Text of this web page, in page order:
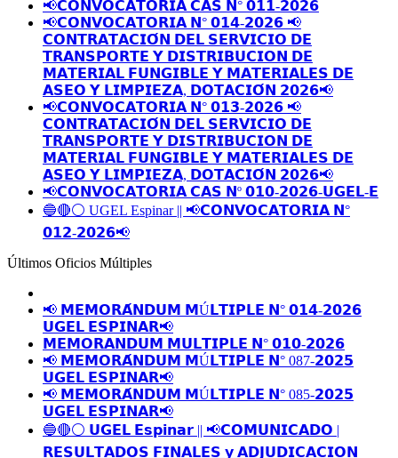
📢𝗖𝗢𝗡𝗩𝗢𝗖𝗔𝗧𝗢𝗥𝗜𝗔 𝗖𝗔𝗦 𝗡° 𝟬𝟭𝟭-𝟮𝟬𝟮𝟲
📢𝗖𝗢𝗡𝗩𝗢𝗖𝗔𝗧𝗢𝗥𝗜𝗔 𝗡° 𝟬𝟭𝟰-𝟮𝟬𝟮𝟲 📢
𝗖𝗢𝗡𝗧𝗥𝗔𝗧𝗔𝗖𝗜𝗢́𝗡 𝗗𝗘𝗟 𝗦𝗘𝗥𝗩𝗜𝗖𝗜𝗢 𝗗𝗘
𝗧𝗥𝗔𝗡𝗦𝗣𝗢𝗥𝗧𝗘 𝗬 𝗗𝗜𝗦𝗧𝗥𝗜𝗕𝗨𝗖𝗜𝗢𝗡 𝗗𝗘
𝗠𝗔𝗧𝗘𝗥𝗜𝗔𝗟 𝗙𝗨𝗡𝗚𝗜𝗕𝗟𝗘 𝗬 𝗠𝗔𝗧𝗘𝗥𝗜𝗔𝗟𝗘𝗦 𝗗𝗘
𝗔𝗦𝗘𝗢 𝗬 𝗟𝗜𝗠𝗣𝗜𝗘𝗭𝗔, 𝗗𝗢𝗧𝗔𝗖𝗜𝗢́𝗡 𝟮𝟬𝟮𝟲📢
📢𝗖𝗢𝗡𝗩𝗢𝗖𝗔𝗧𝗢𝗥𝗜𝗔 𝗡° 𝟬𝟭𝟯-𝟮𝟬𝟮𝟲 📢
𝗖𝗢𝗡𝗧𝗥𝗔𝗧𝗔𝗖𝗜𝗢́𝗡 𝗗𝗘𝗟 𝗦𝗘𝗥𝗩𝗜𝗖𝗜𝗢 𝗗𝗘
𝗧𝗥𝗔𝗡𝗦𝗣𝗢𝗥𝗧𝗘 𝗬 𝗗𝗜𝗦𝗧𝗥𝗜𝗕𝗨𝗖𝗜𝗢𝗡 𝗗𝗘
𝗠𝗔𝗧𝗘𝗥𝗜𝗔𝗟 𝗙𝗨𝗡𝗚𝗜𝗕𝗟𝗘 𝗬 𝗠𝗔𝗧𝗘𝗥𝗜𝗔𝗟𝗘𝗦 𝗗𝗘
𝗔𝗦𝗘𝗢 𝗬 𝗟𝗜𝗠𝗣𝗜𝗘𝗭𝗔, 𝗗𝗢𝗧𝗔𝗖𝗜𝗢́𝗡 𝟮𝟬𝟮𝟲📢
📢𝗖𝗢𝗡𝗩𝗢𝗖𝗔𝗧𝗢𝗥𝗜𝗔 𝗖𝗔𝗦 𝗡º 𝟬𝟭𝟬-𝟮𝟬𝟮𝟲-𝗨𝗚𝗘𝗟-𝗘
🔵🔴⚪️ UGEL Espinar || 📢𝗖𝗢𝗡𝗩𝗢𝗖𝗔𝗧𝗢𝗥𝗜𝗔 𝗡°
𝟬𝟭𝟮-𝟮𝟬𝟮𝟲📢
Últimos Oficios Múltiples
📢 𝗠𝗘𝗠𝗢𝗥𝗔́𝗡𝗗𝗨𝗠 𝗠Ú𝗟𝗧𝗜𝗣𝗟𝗘 𝗡° 𝟬𝟭𝟰-𝟮𝟬𝟮𝟲
𝗨𝗚𝗘𝗟 𝗘𝗦𝗣𝗜𝗡𝗔𝗥📢
𝗠𝗘𝗠𝗢𝗥𝗔𝗡𝗗𝗨𝗠 𝗠𝗨𝗟𝗧𝗜𝗣𝗟𝗘 𝗡° 𝟬𝟭𝟬-𝟮𝟬𝟮𝟲
📢 𝗠𝗘𝗠𝗢𝗥𝗔́𝗡𝗗𝗨𝗠 𝗠Ú𝗟𝗧𝗜𝗣𝗟𝗘 𝗡° 087-𝟮𝟬𝟮𝟱
𝗨𝗚𝗘𝗟 𝗘𝗦𝗣𝗜𝗡𝗔𝗥📢
📢 𝗠𝗘𝗠𝗢𝗥𝗔́𝗡𝗗𝗨𝗠 𝗠Ú𝗟𝗧𝗜𝗣𝗟𝗘 𝗡° 085-𝟮𝟬𝟮𝟱
𝗨𝗚𝗘𝗟 𝗘𝗦𝗣𝗜𝗡𝗔𝗥📢
🔵🔴⚪️ 𝗨𝗚𝗘𝗟 𝗘𝘀𝗽𝗶𝗻𝗮𝗿 || 📢𝗖𝗢𝗠𝗨𝗡𝗜𝗖𝗔𝗗𝗢 |
𝗥𝗘𝗦𝗨𝗟𝗧𝗔𝗗𝗢𝗦 𝗙𝗜𝗡𝗔𝗟𝗘𝗦 𝘆 𝗔𝗗𝗝𝗨𝗗𝗜𝗖𝗔𝗖𝗜𝗢𝗡